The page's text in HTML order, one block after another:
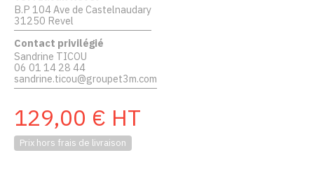
B.P 104 Ave de Castelnaudary
31250 Revel
Contact privilégié
Sandrine TICOU
06 01 14 28 44
sandrine.ticou@groupet3m.com
129,00 € HT
Prix hors frais de livraison